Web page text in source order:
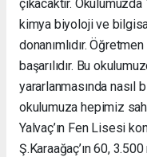
çıkacaktır.
kimya biyoloji ve
donanımlıdır.
başarılıdır. Bu
yararlanmasında nasıl
okulumuza hepimiz
Yalvaç’ın Fen Lisesi
Ş.Karaağaç’ın 60,